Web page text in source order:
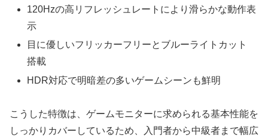
120Hzの高リフレッシュレートにより滑らかな動作表
示
目に優しいフリッカーフリーとブルーライトカット
搭載
HDR対応で明暗差の多いゲームシーンも鮮明
こうした特徴は、ゲームモニターに求められる基本性能を
しっかりカバーしているため、入門者から中級者まで幅広